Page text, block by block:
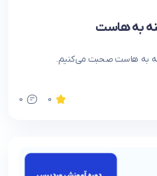
به هاست صحبت می‌کنیم.
0
0